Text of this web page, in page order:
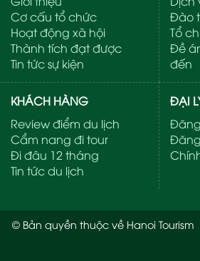
Cơ cấu tổ chức
Hoạt động xã hội
Thành tích đạt được
Tin tức sự kiện
Đào
Tổ
Đề
đến
KHÁCH HÀNG
Review điểm du lịch
Cẩm nang đi tour
Đi đâu 12 tháng
Tin tức du lịch
ĐẠI
© Bản quyền thuộc về Hanoi Tourism